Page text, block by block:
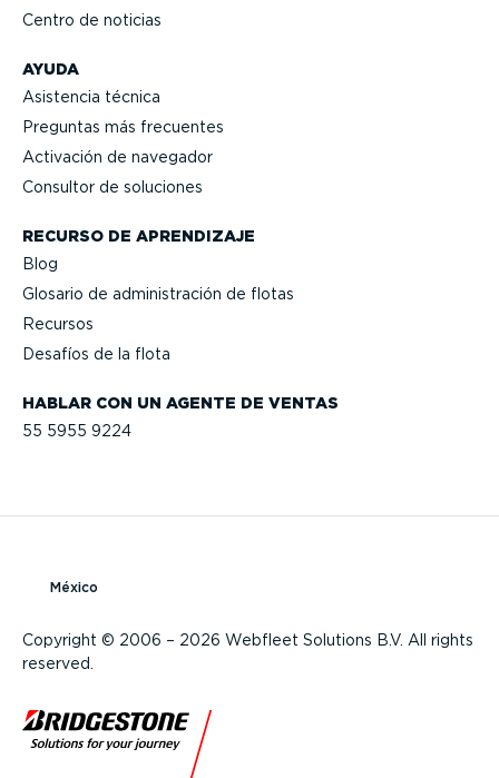
HABLAR CON UN AGENTE DE VENTAS
55 5955 9224
AYUDA
Asistencia técnica
Preguntas más frecuentes
Activación de navegador
Consultor de soluciones
RECURSO DE APRENDIZAJE
Blog
Glosario de adminis­tración de flotas
Recursos
Desafíos de la flota
Centro de noticias
Copyright © 2006 – 2026 Webfleet Solutions B.V. All rights
reserved.
México